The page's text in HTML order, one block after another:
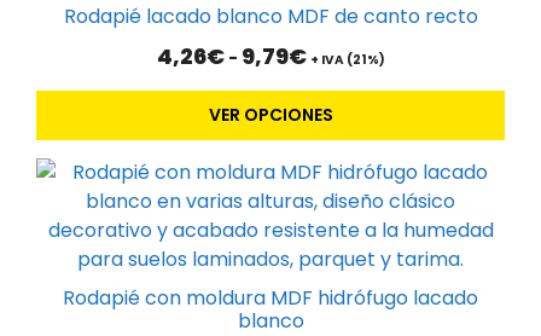
Rodapié lacado blanco MDF de canto recto
4,26€ - 9,79€Rango
precios:
desde
4,26€
hasta
9,79€
+ IVA (21%)
VER OPCIONES
opciones
pueden
la
página
de
producto
Rodapié con moldura MDF hidrófugo lacado
blanco
Este
producto
tiene
múltiples
variantes.